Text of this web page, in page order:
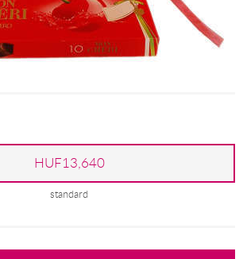
HUF13,640
standard